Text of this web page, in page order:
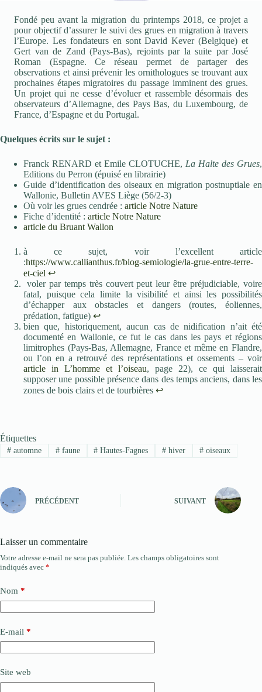
Fondé peu avant la migration du printemps 2018, ce projet a
pour objectif d’assurer le suivi des grues en migration à travers
l’Europe. Les fondateurs en sont David Kever (Belgique) et
Gert van de Zand (Pays-Bas), rejoints par la suite par José
Roman (Espagne. Ce réseau permet de partager des
observations et ainsi prévenir les ornithologues se trouvant aux
prochaines étapes migratoires du passage imminent des grues.
Un projet qui ne cesse d’évoluer et rassemble désormais des
observateurs d’Allemagne, des Pays Bas, du Luxembourg, de
France, d’Espagne et du Portugal.
Quelques écrits sur le sujet :
Franck RENARD et Emile CLOTUCHE, La Halte des Grues,
Editions du Perron (épuisé en librairie)
Guide d’identification des oiseaux en migration postnuptiale en
Wallonie, Bulletin AVES Liège (56/2-3)
Où voir les grues cendrée : article Notre Nature
Fiche d’identité : article Notre Nature
article du Bruant Wallon
à ce sujet, voir l’excellent article
:https://www.callianthus.fr/blog-semiologie/la-grue-entre-terre-
et-ciel ↩︎
voler par temps très couvert peut leur être préjudiciable, voire
fatal, puisque cela limite la visibilité et ainsi les possibilités
d’échapper aux obstacles et dangers (routes, éoliennes,
prédation, fatigue) ↩︎
bien que, historiquement, aucun cas de nidification n’ait été
documenté en Wallonie, ce fut le cas dans les pays et régions
limitrophes (Pays-Bas, Allemagne, France et même en Flandre,
ou l’on en a retrouvé des représentations et ossements – voir
article in L’homme et l’oiseau, page 22), ce qui laisserait
supposer une possible présence dans des temps anciens, dans les
zones de bois clairs et de tourbières ↩︎
Étiquettes
#automne #faune # Hautes-Fagnes # hiver # oiseaux
PRÉCÉDENT SUIVANT
Laisser un commentaire
Votre adresse e-mail ne sera pas publiée. Les champs obligatoires sont
indiqués avec *
Nom *
E-mail *
Site web